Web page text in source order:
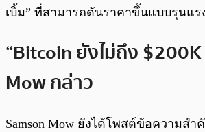
เบิ้ม” ที่สามารถดันราคาขึ้นแบบรุนแร
“Bitcoin ยังไม่ถึง
Mow กล่าว
Samson Mow ยังได้โพสต์ข้อความส